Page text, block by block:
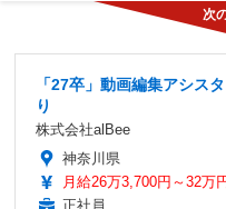
「27卒」動画編集アシス
り
株式会社alBee
神奈川県
月給26万3,700円～32万
正社員